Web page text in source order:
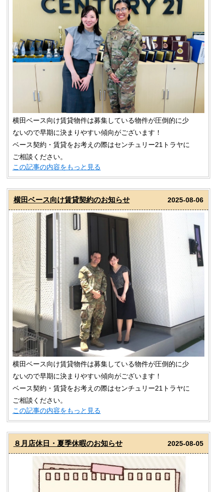
横田ベース向け賃貸物件は募集している物件が圧倒的に少
ないので早期に決まりやすい傾向がございます！
ベース契約・賃貸をお考えの際はセンチュリー21トラヤに
ご相談ください。
この記事の内容をもっと見る
横田ベース向け賃貸契約のお知らせ 2025-08-06
横田ベース向け賃貸物件は募集している物件が圧倒的に少
ないので早期に決まりやすい傾向がございます！
ベース契約・賃貸をお考えの際はセンチュリー21トラヤに
ご相談ください。
この記事の内容をもっと見る
８月店休日・夏季休暇のお知らせ 2025-08-05